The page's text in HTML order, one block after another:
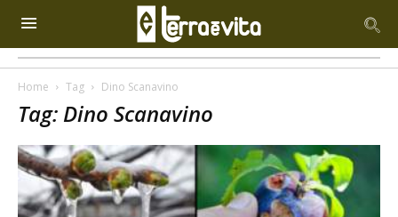
Home Tag Dino Scanavino
Tag: Dino Scanavino